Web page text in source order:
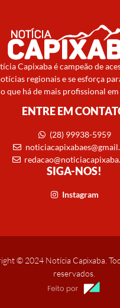
Capixaba é campeão de
regionais e se esforça
que há de mais profissional
ENTRE EM
(28) 99938-5959
SIGA-NOS!
Instagram
© 2024 Notícia Capixaba.
reservados.